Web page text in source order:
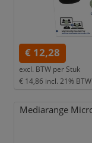
€ 12,28
excl. BTW per Stuk
€ 14,86 incl. 21% BTW
Mediarange